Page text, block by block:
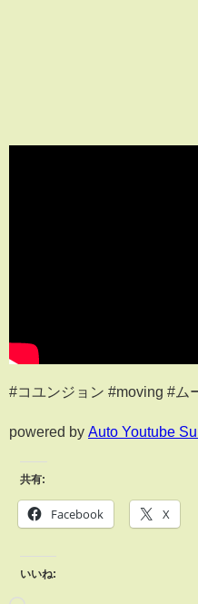
#コユンジョン #moving #ム
powered by Auto Youtube
共有:
Facebook X
いいね: